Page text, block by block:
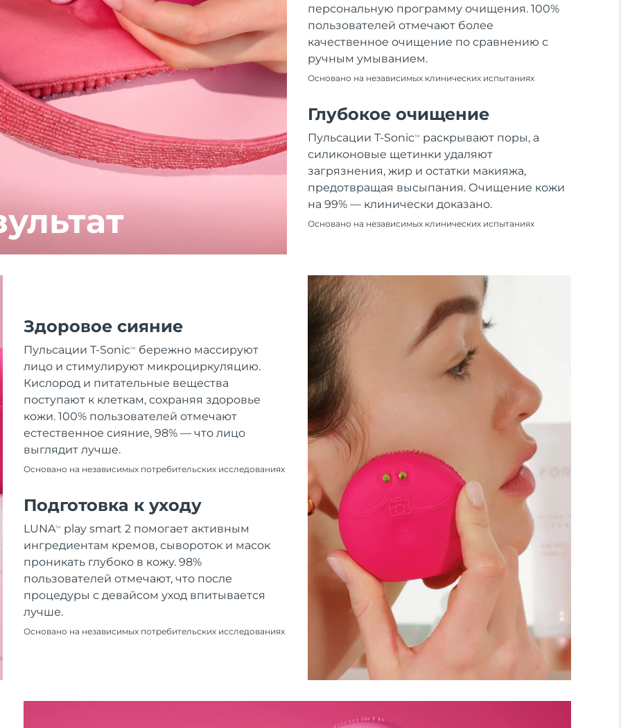
персональную программу очищения. 100%
пользователей отмечают более
качественное очищение по сравнению с
ручным умыванием.
Основано на независимых клинических испытаниях
Глубокое очищение
Пульсации T-SonicTM
раскрывают поры, а
силиконовые щетинки удаляют
загрязнения, жир и остатки макияжа,
предотвращая высыпания. Очищение кожи
на 99% — клинически доказано.
Основано на независимых клинических испытаниях
Здоровое сияние
Пульсации T-SonicTM
бережно массируют
лицо и стимулируют микроциркуляцию.
Кислород и питательные вещества
поступают к клеткам, сохраняя здоровье
кожи. 100% пользователей отмечают
естественное сияние, 98% — что лицо
выглядит лучше.
Основано на независимых потребительских исследованиях
Подготовка к уходу
LUNATM
play smart 2 помогает активным
ингредиентам кремов, сывороток и масок
проникать глубоко в кожу. 98%
пользователей отмечают, что после
процедуры с девайсом уход впитывается
лучше.
Основано на независимых потребительских исследованиях